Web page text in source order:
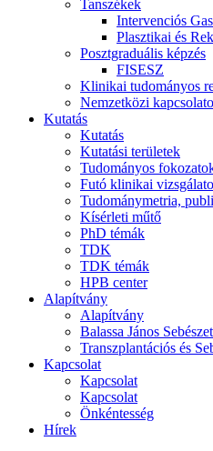
Tanszékek
Intervenciós
Plasztikai és
Posztgraduális képzés
FISESZ
Klinikai tudományos
Nemzetközi
Kutatás
Kutatás
Kutatási területek
Tudományos
Futó klinikai
Tudománymetria,
Kísérleti műtő
PhD témák
TDK
TDK témák
HPB center
Alapítvány
Alapítvány
Balassa János
Transzplantációs és
Kapcsolat
Kapcsolat
Kapcsolat
Önkéntesség
Hírek